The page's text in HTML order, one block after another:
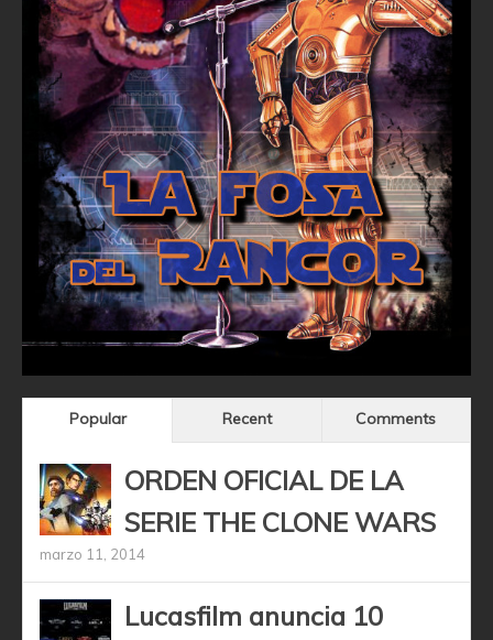
Popular Recent Comments
ORDEN OFICIAL DE LA
SERIE THE CLONE WARS
marzo 11, 2014
Lucasfilm anuncia 10